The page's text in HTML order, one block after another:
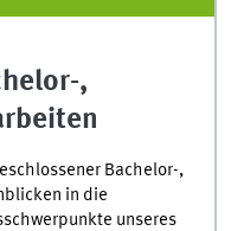
,
Bachelor-,
in die
unseres